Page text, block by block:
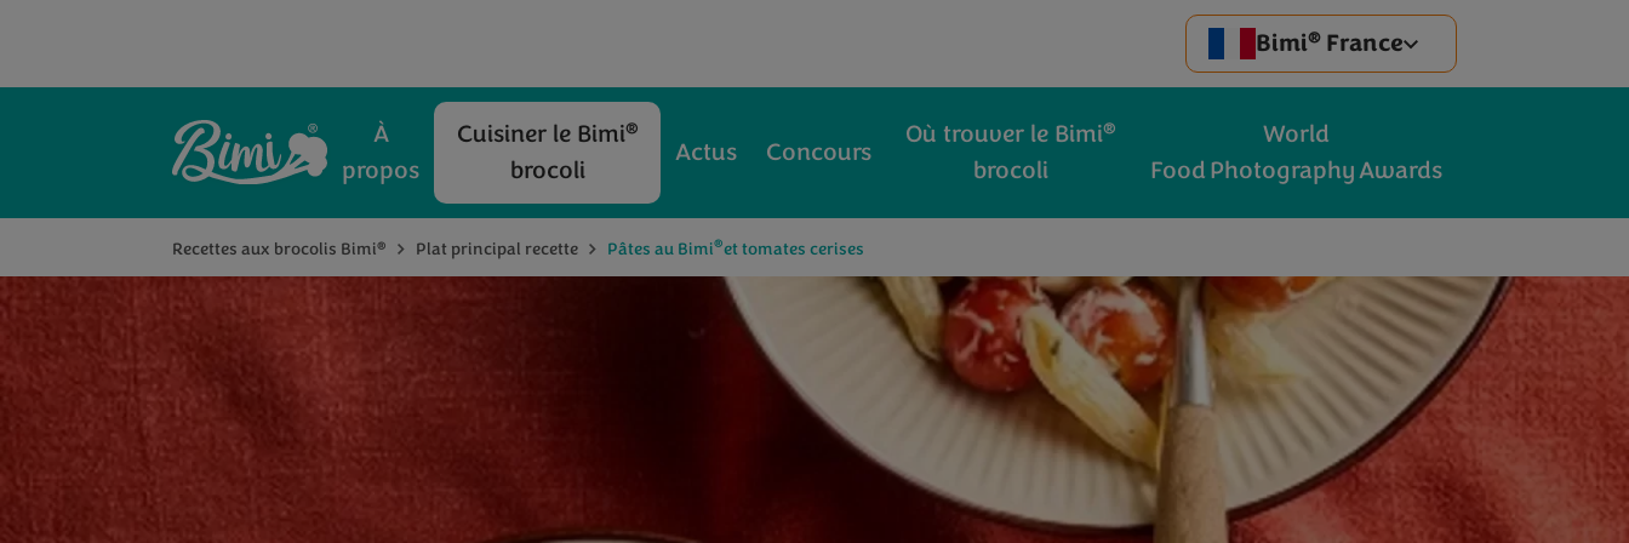
Bimi® France
À
propos
Cuisiner le Bimi®
brocoli
Actus Concours
Où trouver le Bimi®
brocoli
World
Food Photography Awards
Recettes aux brocolis Bimi® Plat principal recette Pâtes au Bimi®et tomates cerises